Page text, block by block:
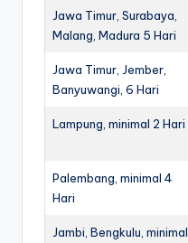
Jawa Timur, Surabaya,
Malang, Madura 5 Hari
Jawa Timur, Jember,
Banyuwangi, 6 Hari
Lampung, minimal 2 Hari
Palembang, minimal 4
Hari
Jambi, Bengkulu, minimal